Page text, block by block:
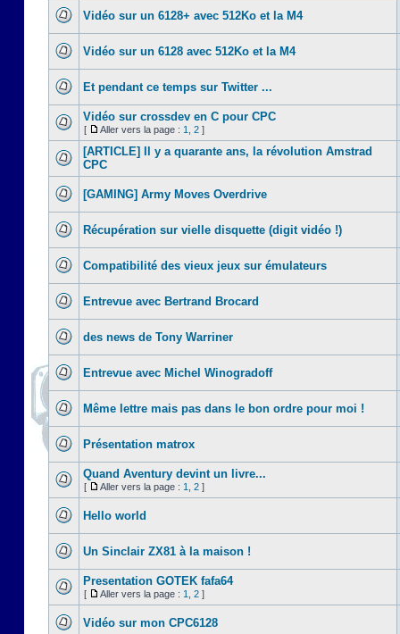
Vidéo sur un 6128+ avec 512Ko et la M4
Vidéo sur un 6128 avec 512Ko et la M4
Et pendant ce temps sur Twitter ...
Vidéo sur crossdev en C pour CPC
[ Aller vers la page : 1 2 ]
[ARTICLE] Il y a quarante ans, la révolution Amstrad
CPC
[GAMING] Army Moves Overdrive
Récupération sur vielle disquette (digit vidéo !)
Compatibilité des vieux jeux sur émulateurs
Entrevue avec Bertrand Brocard
des news de Tony Warriner
Entrevue avec Michel Winogradoff
Même lettre mais pas dans le bon ordre pour moi !
Présentation matrox
Quand Aventury devint un livre...
[ Aller vers la page : 1 2 ]
Hello world
Un Sinclair ZX81 à la maison !
Presentation GOTEK fafa64
[ Aller vers la page : 1 2 ]
Vidéo sur mon CPC6128